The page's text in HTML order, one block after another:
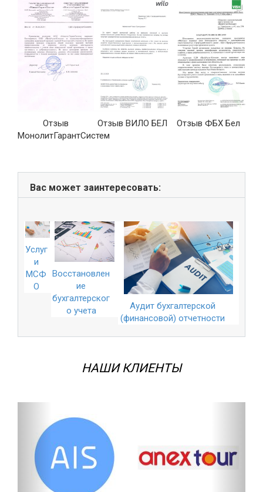
Отзыв
МонолитГарантСистем
Отзыв ВИЛО БЕЛ Отзыв ФБХ Бел
Вас может заинтересовать:
Услуг
и
МСФ
О
Восстановлен
ие
бухгалтерског
о учета
Аудит бухгалтерской
(финансовой) отчетности
НАШИ КЛИЕНТЫ